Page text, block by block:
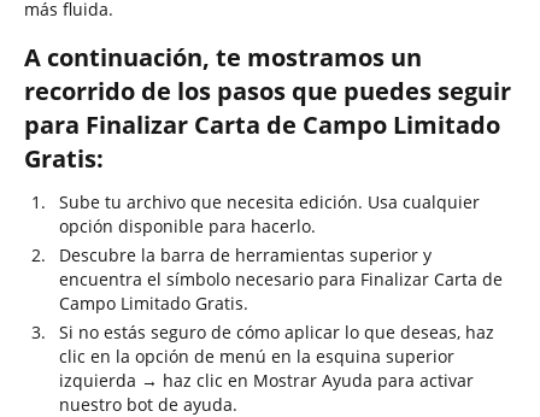
más fluida.
A continuación, te mostramos un
recorrido de los pasos que puedes seguir
para Finalizar Carta de Campo Limitado
Gratis:
Sube tu archivo que necesita edición. Usa cualquier
opción disponible para hacerlo.
Descubre la barra de herramientas superior y
encuentra el símbolo necesario para Finalizar Carta de
Campo Limitado Gratis.
Si no estás seguro de cómo aplicar lo que deseas, haz
clic en la opción de menú en la esquina superior
izquierda → haz clic en Mostrar Ayuda para activar
nuestro bot de ayuda.